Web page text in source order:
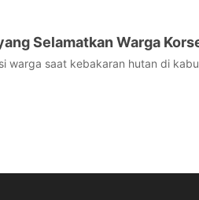
Selamatkan Warga
warga saat kebakaran hutan di